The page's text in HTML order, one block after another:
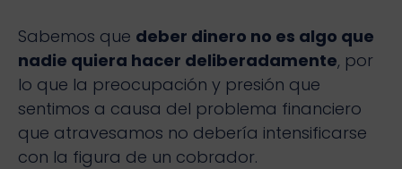
Sabemos que deber dinero no es algo que
nadie quiera hacer deliberadamente, por
lo que la preocupación y presión que
sentimos a causa del problema financiero
que atravesamos no debería intensificarse
con la figura de un cobrador.